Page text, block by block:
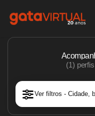
(1)
Ver filtros - Cidade,